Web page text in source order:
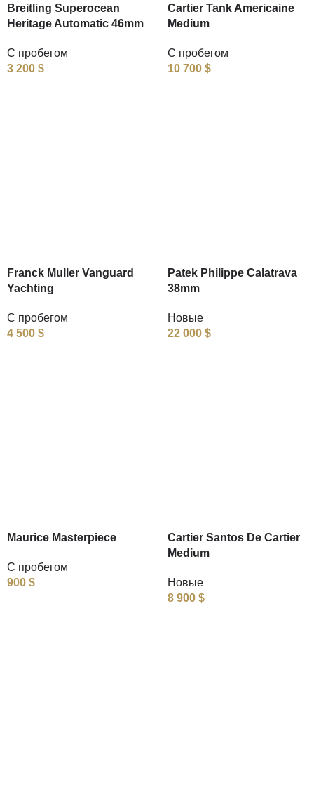
Breitling Superocean
Heritage Automatic 46mm
С пробегом
3 200 $
Cartier Tank Americaine
Medium
С пробегом
10 700 $
Franck Muller Vanguard
Yachting
С пробегом
4 500 $
Patek Philippe Calatrava
38mm
Новые
22 000 $
Maurice Masterpiece
С пробегом
900 $
Cartier Santos De Cartier
Medium
Новые
8 900 $